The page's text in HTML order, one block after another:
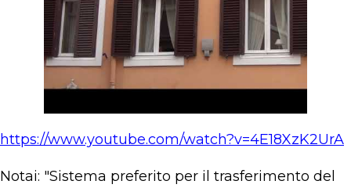
https://www.youtube.com/watch?v=4E18XzK2UrA
Notai: "Sistema preferito per il trasferimento del